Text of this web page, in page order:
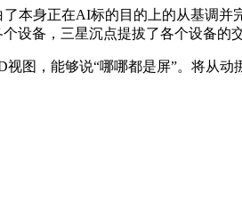
身正在AI标的目的上的从基调并
设备，三星沉点提拔了各个设备的
图，能够说“哪哪都是屏”。将从